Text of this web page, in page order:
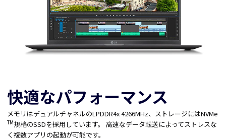
快適なパフォーマンス
メモリはデュアルチャネルのLPDDR4x 4266MHz、ストレージにはNVMe
TM規格のSSDを採用しています。 高速なデータ転送によってストレスな
く複数アプリの起動が可能です。